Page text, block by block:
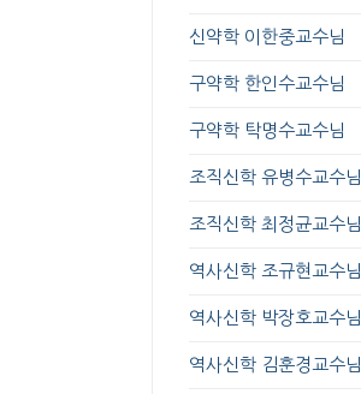
신약학 이한중교수님
구약학 한인수교수님
구약학 탁명수교수님
조직신학 유병수교수님
조직신학 최정균교수님
역사신학 조규현교수님
역사신학 박장호교수님
역사신학 김훈경교수님